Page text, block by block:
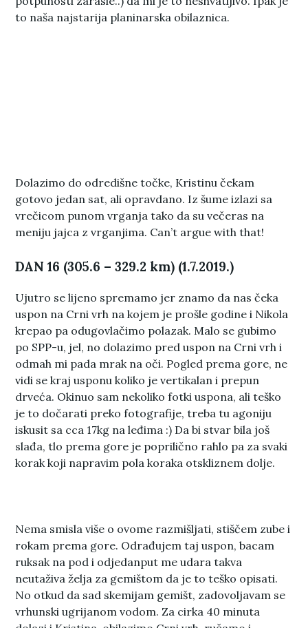
to naša najstarija planinarska obilaznica.
Dolazimo do odredišne točke, Kristinu čekam
gotovo jedan sat, ali opravdano. Iz šume izlazi sa
vrečicom punom vrganja tako da su večeras na
meniju jajca z vrganjima. Can’t argue with that!
DAN 16 (305.6 – 329.2 km) (1.7.2019.)
Ujutro se lijeno spremamo jer znamo da nas čeka
uspon na Crni vrh na kojem je prošle godine i Nikola
krepao pa odugovlačimo polazak. Malo se gubimo
po SPP-u, jel, no dolazimo pred uspon na Crni vrh i
odmah mi pada mrak na oči. Pogled prema gore, ne
vidi se kraj usponu koliko je vertikalan i prepun
drveća. Okinuo sam nekoliko fotki uspona, ali teško
je to dočarati preko fotografije, treba tu agoniju
iskusit sa cca 17kg na leđima :) Da bi stvar bila još
slađa, tlo prema gore je poprilično rahlo pa za svaki
korak koji napravim pola koraka otskliznem dolje.
Nema smisla više o ovome razmišljati, stiščem zube i
rokam prema gore. Odrađujem taj uspon, bacam
ruksak na pod i odjedanput me udara takva
neutaživa želja za gemištom da je to teško opisati.
No otkud da sad skemijam gemišt, zadovoljavam se
vrhunski ugrijanom vodom. Za cirka 40 minuta